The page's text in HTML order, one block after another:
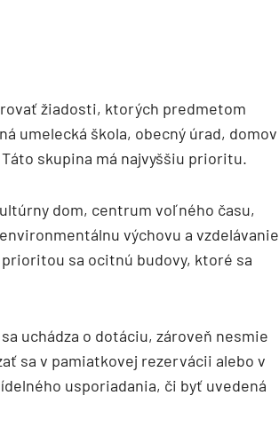
žiadosti, ktorých predmetom
umelecká škola, obecný úrad, domov
skupina má najvyššiu prioritu.
dom, centrum voľného času,
výchovu a vzdelávanie
sa ocitnú budovy, ktoré sa
uchádza o dotáciu, zároveň nesmie
sa v pamiatkovej rezervácii alebo v
usporiadania, či byť uvedená